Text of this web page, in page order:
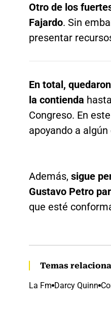
Otro de los
Fajardo. Sin
presentar
En total,
la contienda
Congreso. En
apoyando a
Además, sigue
Gustavo Petro
que esté
Temas
La Fm Darcy Quinn